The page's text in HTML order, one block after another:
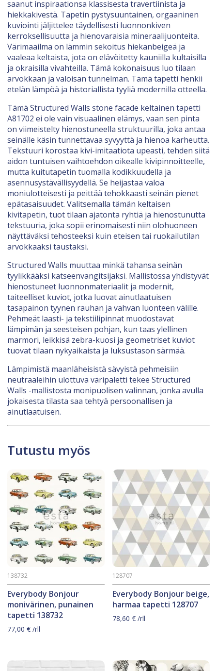
saanut inspiraationsa klassisesta travertiinista ja
hiekkakivestä. Tapetin pystysuuntainen, orgaaninen
kuviointi jäljittelee täydellisesti luonnonkiven
kerroksellisuutta ja hienovaraisia mineraalijuonteita.
Värimaailma on lämmin sekoitus hiekanbeigeä ja
vaaleaa keltaista, jota on elävöitetty kauniilla kultaisilla
ja okraisilla vivahteilla. Tämä kokonaisuus luo tilaan
arvokkaan ja valoisan tunnelman. Tämä tapetti henkii
etelän lämpöä ja historiallista tyyliä modernilla otteella.
Tämä Structured Walls stone facade keltainen tapetti
A81702 ei ole vain visuaalinen elämys, vaan sen pinta
on viimeistelty hienostuneella struktuurilla, joka antaa
seinälle käsin tunnettavaa syvyyttä ja hienoa karheutta.
Tekstuuri korostaa kivi-imitaatiota upeasti, tehden siitä
aidon tuntuisen vaihtoehdon oikealle kivipinnoitteelle,
mutta kuitutapetin tuomalla kodikkuudella ja
asennusystävällisyydellä. Se heijastaa valoa
moniulotteisesti ja peittää tehokkaasti seinän pienet
epätasaisuudet. Valitsemalla tämän keltaisen
kivitapetin, tuot tilaan ajatonta ryhtiä ja hienostunutta
tekstuuria, joka sopii erinomaisesti niin olohuoneen
näyttäväksi tehosteeksi kuin eteisen tai ruokailutilan
arvokkaaksi taustaksi.
Structured Walls muuttaa minkä tahansa seinän
tyylikkääksi katseenvangitsijaksi. Mallistossa yhdistyvät
hienostuneet luonnonmateriaalit ja modernit,
taiteelliset kuviot, jotka luovat ainutlaatuisen
tasapainon tyynen rauhan ja vahvan luonteen välille.
Pehmeät laasti- ja tekstiilipinnat muodostavat
lämpimän ja seesteisen pohjan, kun taas ylellinen
marmori, leikkisä zebra-kuosi ja geometriset kuviot
tuovat tilaan nykyaikaista ja luksustason särmää.
Lämpimistä maanläheisistä sävyistä pehmeisiin
neutraaleihin ulottuva väripaletti tekee Structured
Walls -mallistosta monipuolisen valinnan, jonka avulla
jokaisesta tilasta saa tehtyä persoonallisen ja
ainutlaatuisen.
Tutustu myös
Everybody Bonjour
monivärinen, punainen
tapetti 138732
138732
77,00 € /rll
Everybody Bonjour beige,
harmaa tapetti 128707
128707
78,60€ /rll